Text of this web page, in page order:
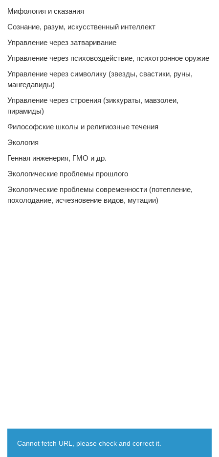
Мифология и сказания
Сознание, разум, искусственный интеллект
Управление через затваривание
Управление через психовоздействие, психотронное оружие
Управление через символику (звезды, свастики, руны,
мангедавиды)
Управление через строения (зиккураты, мавзолеи,
пирамиды)
Философские школы и религиозные течения
Экология
Генная инженерия, ГМО и др.
Экологические проблемы прошлого
Экологические проблемы современности (потепление,
похолодание, исчезновение видов, мутации)
Cannot fetch URL, please check and correct it.